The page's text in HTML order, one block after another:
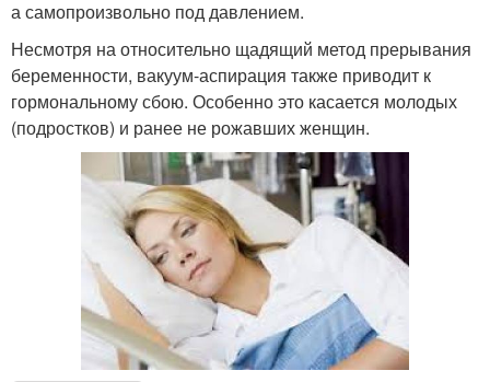
а самопроизвольно под давлением.
Несмотря на относительно щадящий метод прерывания
беременности, вакуум-аспирация также приводит к
гормональному сбою. Особенно это касается молодых
(подростков) и ранее не рожавших женщин.